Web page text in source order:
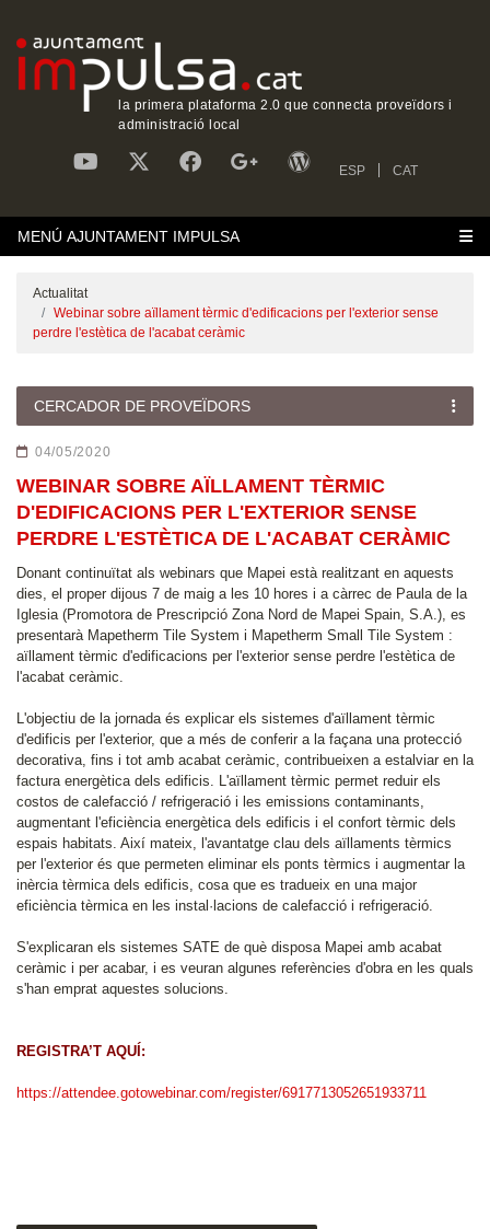
la primera plataforma 2.0 que connecta proveïdors i
administració local
ESP CAT
MENÚ AJUNTAMENT IMPULSA
Actualitat
‎Webinar sobre aïllament tèrmic d'edificacions per l'exterior sense
perdre l'estètica de l'acabat ceràmic
CERCADOR DE PROVEÏDORS
04/05/2020
‎WEBINAR SOBRE AÏLLAMENT TÈRMIC
D'EDIFICACIONS PER L'EXTERIOR SENSE
PERDRE L'ESTÈTICA DE L'ACABAT CERÀMIC
Donant continuïtat als webinars que Mapei està realitzant en aquests
dies, el proper dijous 7 de maig a les 10 hores i a càrrec de Paula de la
Iglesia (Promotora de Prescripció Zona Nord de Mapei Spain, S.A.), es
presentarà Mapetherm Tile System i Mapetherm Small Tile System :
aïllament tèrmic d'edificacions per l'exterior sense perdre l'estètica de
l'acabat ceràmic.
L'objectiu de la jornada és explicar els sistemes d'aïllament tèrmic
d'edificis per l'exterior, que a més de conferir a la façana una protecció
decorativa, fins i tot amb acabat ceràmic, contribueixen a estalviar en la
factura energètica dels edificis. L'aïllament tèrmic permet reduir els
costos de calefacció / refrigeració i les emissions contaminants,
augmentant l'eficiència energètica dels edificis i el confort tèrmic dels
espais habitats. Així mateix, l'avantatge clau dels aïllaments tèrmics
per l'exterior és que permeten eliminar els ponts tèrmics i augmentar la
inèrcia tèrmica dels edificis, cosa que es tradueix en una major
eficiència tèrmica en les instal·lacions de calefacció i refrigeració.
S'explicaran els sistemes SATE de què disposa Mapei amb acabat
ceràmic i per acabar, i es veuran algunes referències d'obra en les quals
s'han emprat aquestes solucions.
REGISTRA’T AQUÍ:
https://attendee.gotowebinar.com/register/6917713052651933711